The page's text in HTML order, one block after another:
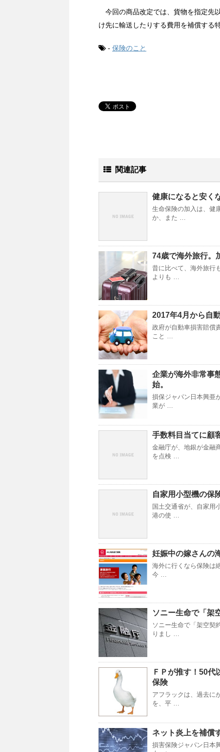
今回の商品改定では、貨物を指定先
け先に輸送したりする費用を補償する
- 保険のこと
関連記事
健康になると安く
生命保険の加入は、健
か、また …
74歳で海外旅行。
昔に比べて、海外旅行
よりも …
2017年4月から自
政府が自動車損害賠償
こと …
企業が海外非常事
始。
損保ジャパン日本興亜
業が …
手数料目当てに顧
金融庁が、地銀が金融
を点検 …
自家用小型機の保
国土交通省が、自家用
港の使 …
妊娠中の嫁さんの
海外に行くなら保険は
今 …
ソニー生命で「架
ソニー生命で「架空契
りまし …
ＦＰが推す！50代
保険
アフラックは、過去に
を、平 …
ネット炎上を補償
損害保険ジャパン日本